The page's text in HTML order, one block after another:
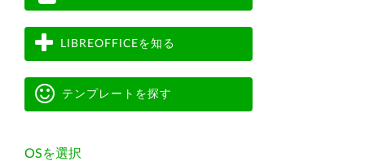
LIBREOFFICEを知る
テンプレートを探す
OSを選択